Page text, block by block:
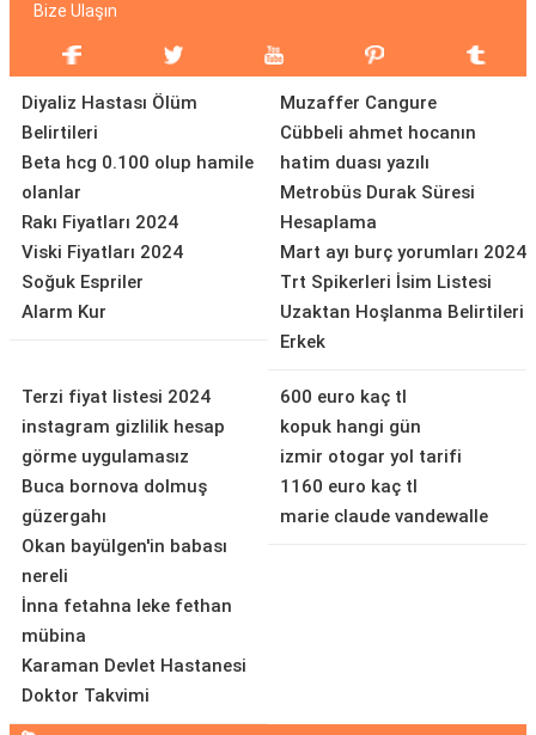
Bize Ulaşın
Diyaliz Hastası Ölüm
Belirtileri
Beta hcg 0.100 olup hamile
olanlar
Rakı Fiyatları 2024
Viski Fiyatları 2024
Soğuk Espriler
Alarm Kur
Muzaffer Cangure
Cübbeli ahmet hocanın
hatim duası yazılı
Metrobüs Durak Süresi
Hesaplama
Mart ayı burç yorumları 2024
Trt Spikerleri İsim Listesi
Uzaktan Hoşlanma Belirtileri
Erkek
Terzi fiyat listesi 2024
instagram gizlilik hesap
görme uygulamasız
Buca bornova dolmuş
güzergahı
Okan bayülgen'in babası
nereli
İnna fetahna leke fethan
mübina
Karaman Devlet Hastanesi
Doktor Takvimi
600 euro kaç tl
kopuk hangi gün
izmir otogar yol tarifi
1160 euro kaç tl
marie claude vandewalle